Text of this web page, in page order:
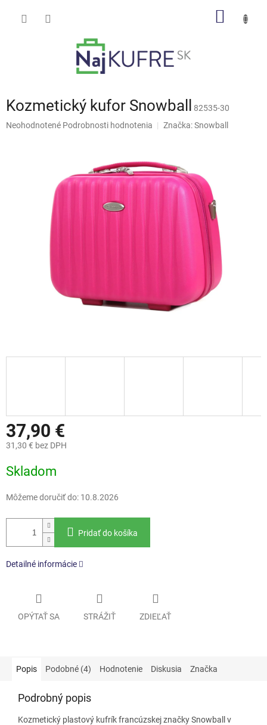
Kozmetický kufor Snowball
82535-30
Priemerné
Neohodnotené Podrobnosti hodnotenia Značka:Snowball
37,90 €
31,30 € bez DPH
cena:
Skladom
Môžeme doručiť do: 10.8.2026
Pridať do košíka
Detailné informácie
OPÝTAŤ SA STRÁŽIŤ ZDIEĽAŤ
Popis Podobné (4) Hodnotenie Diskusia Značka
Podrobný popis
Kozmetický plastový kufrík francúzskej značky Snowball v